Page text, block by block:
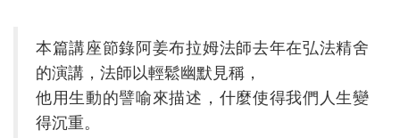
本篇講座節錄阿姜布拉姆法師去年在弘法精舍
的演講，法師以輕鬆幽默見稱，
他用生動的譬喻來描述，什麼使得我們人生變
得沉重。